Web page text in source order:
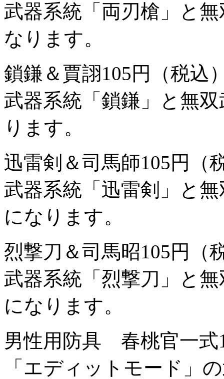
武器系統「両刃槍」と
なります。
鎖鎌＆賈詡105円（税込
武器系統「鎖鎌」と無
ります。
迅雷剣＆司馬師105円（
武器系統「迅雷剣」と
になります。
烈撃刀＆司馬昭105円（
武器系統「烈撃刀」と
になります。
男性用防具 春桃官一式
「エディットモード」